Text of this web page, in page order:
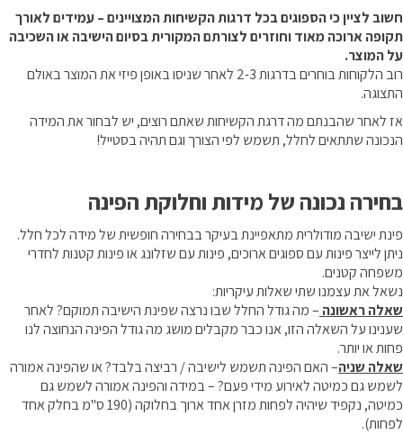
חשוב לציין כי הספוגים בכל דרגות הקשיחות המצויינים – עמידים לאורך
תקופה ארוכה מאוד וחוזרים לצורתם המקורית בסיום הישיבה או השכיבה
על המוצר.
רוב הלקוחות בוחרים בדרגות 2-3 לאחר שניסו באופן פיזי את המוצר באולם
התצוגה.
אז לאחר שהבנתם מה דרגת הקשיחות שאתם רוצים, יש לבחור את המידה
הנכונה שתתאים לחלל, תשמש לפי הצורך וגם תהיה בסטייל!
בחירה נכונה של מידות וחלוקת הפינה
פינת ישיבה מודולרית מתאפיינת בעיקר בבחירה חופשית של מידה לכל חלל.
ניתן לייצר פינות עם ספוגים ארוכים, פינות עם שזלונג או פינות קטנות לחדרי
משפחה קטנים.
נשאל את עצמנו שתי שאלות עיקריות:
שאלה ראשונה – מה גודל החלל שבו נרצה שפינת הישיבה תמוקם? לאחר
שענינו על השאלה הזו, אנו כבר מקבלים מושג מה גודל הפינה הנחוצה לנו
פחות או יותר.
שאלה שניה– האם הפינה תשמש לישיבה / רביצה בלבד? או שהפינה אמורה
לשמש גם כמיטה לאירוע מידי פעם? – במידה והפינה אמורה לשמש גם
כמיטה, נקפיד שיהיה לפחות מזרן אחד ארוך בחלוקה (190 ס"מ בחלק אחד
לפחות).